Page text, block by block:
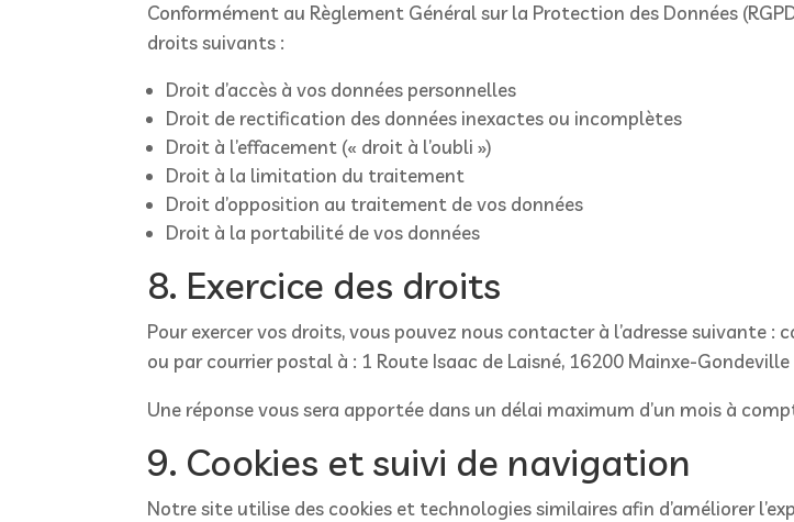
Conformément au Règlement Général sur la Protection des Données
droits suivants :
Droit d’accès à vos données personnelles
Droit de rectification des données inexactes ou incomplètes
Droit à l’effacement (« droit à l’oubli »)
Droit à la limitation du traitement
Droit d’opposition au traitement de vos données
Droit à la portabilité de vos données
8. Exercice des droits
Pour exercer vos droits, vous pouvez nous contacter à l’adresse suivante
ou par courrier postal à : 1 Route Isaac de Laisné, 16200 Mainxe-Gondeville
Une réponse vous sera apportée dans un délai maximum d’un mois à
9. Cookies et suivi de navigation
Notre site utilise des cookies et technologies similaires afin d’améliorer